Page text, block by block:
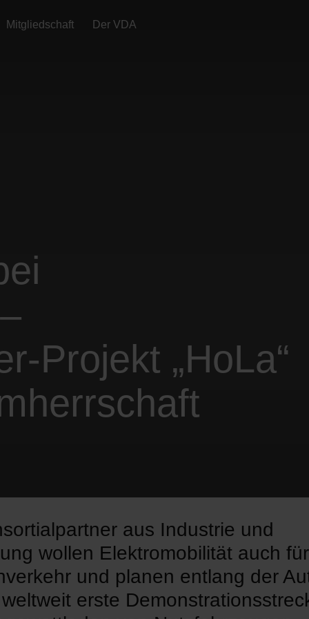
Mitgliedschaft Der VDA
Projekt „HoLa“
aus Industrie und
wollen Elektromobilität auch
und planen entlang der
erste